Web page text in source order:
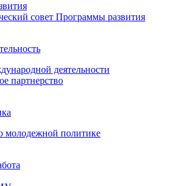
совет Программы развития
деятельности
партнерство
молодежной политике